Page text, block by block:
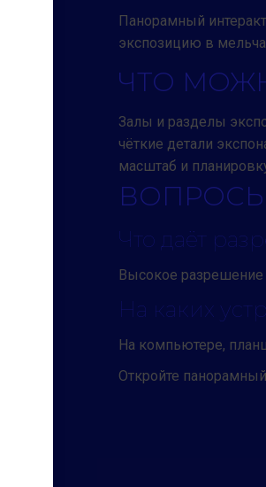
Панорамный
экспозицию в
ЧТО
Залы и разделы
чёткие детали
масштаб и
Что даёт
Высокое разрешение
На каких
На компьютере,
Откройте